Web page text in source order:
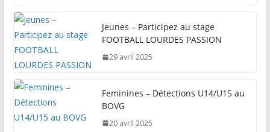
Jeunes – Participez au stage
FOOTBALL LOURDES PASSION
29 avril 2025
Feminines – Détections U14/U15 au
BOVG
20 avril 2025